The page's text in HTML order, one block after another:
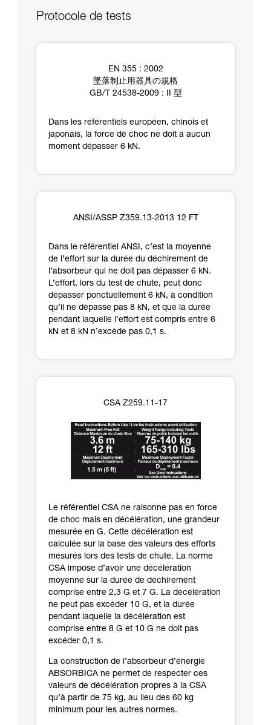
Protocole de tests
EN 355 : 2002
墜落制止用器具の規格
GB/T 24538-2009 : II 型
Dans les référentiels européen, chinois et
japonais, la force de choc ne doit à aucun
moment dépasser 6 kN.
ANSI/ASSP Z359.13-2013 12 FT
Dans le référentiel ANSI, c’est la moyenne
de l’effort sur la durée du déchirement de
l’absorbeur qui ne doit pas dépasser 6 kN.
L’effort, lors du test de chute, peut donc
dépasser ponctuellement 6 kN, à condition
qu’il ne dépasse pas 8 kN, et que la durée
pendant laquelle l’effort est compris entre 6
kN et 8 kN n’excède pas 0,1 s.
CSA Z259.11-17
Le référentiel CSA ne raisonne pas en force
de choc mais en décélération, une grandeur
mesurée en G. Cette décélération est
calculée sur la base des valeurs des efforts
mesurés lors des tests de chute. La norme
CSA impose d’avoir une décélération
moyenne sur la durée de déchirement
comprise entre 2,3 G et 7 G. La décélération
ne peut pas excéder 10 G, et la durée
pendant laquelle la décélération est
comprise entre 8 G et 10 G ne doit pas
excéder 0,1 s.
La construction de l’absorbeur d’énergie
ABSORBICA ne permet de respecter ces
valeurs de décélération propres à la CSA
qu’à partir de 75 kg, au lieu des 60 kg
minimum pour les autres normes.